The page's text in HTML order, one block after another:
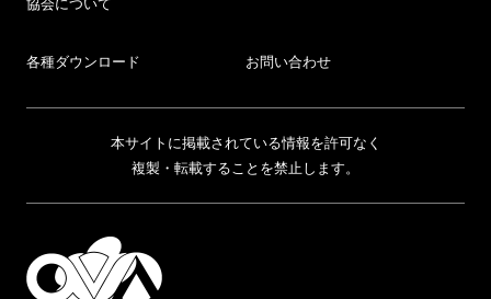
協会について
各種ダウンロード お問い合わせ
本サイトに掲載されている情報を許可なく
複製・転載することを禁止します。